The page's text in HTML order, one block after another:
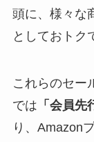
頭に、様々な
としておトク
これらのセー
では 「会員先
り、Amazon